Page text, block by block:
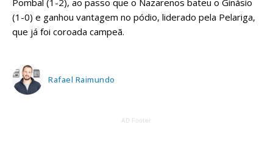
Pombal (1-2), ao passo que o Nazarenos bateu o Ginásio
(1-0) e ganhou vantagem no pódio, liderado pela Pelariga,
que já foi coroada campeã.
Rafael Raimundo
AD Footer